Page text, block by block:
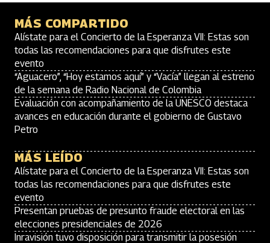
MÁS COMPARTIDO
Alístate para el Concierto de la Esperanza VII: Estas son
todas las recomendaciones para que disfrutes este
evento
“Aguacero”, “Hoy estamos aquí” y “Vacía” llegan al estreno
de la semana de Radio Nacional de Colombia
Evaluación con acompañamiento de la UNESCO destaca
avances en educación durante el gobierno de Gustavo
Petro
MÁS LEÍDO
Alístate para el Concierto de la Esperanza VII: Estas son
todas las recomendaciones para que disfrutes este
evento
Presentan pruebas de presunto fraude electoral en las
elecciones presidenciales de 2026
Inravisión tuvo disposición para transmitir la posesión